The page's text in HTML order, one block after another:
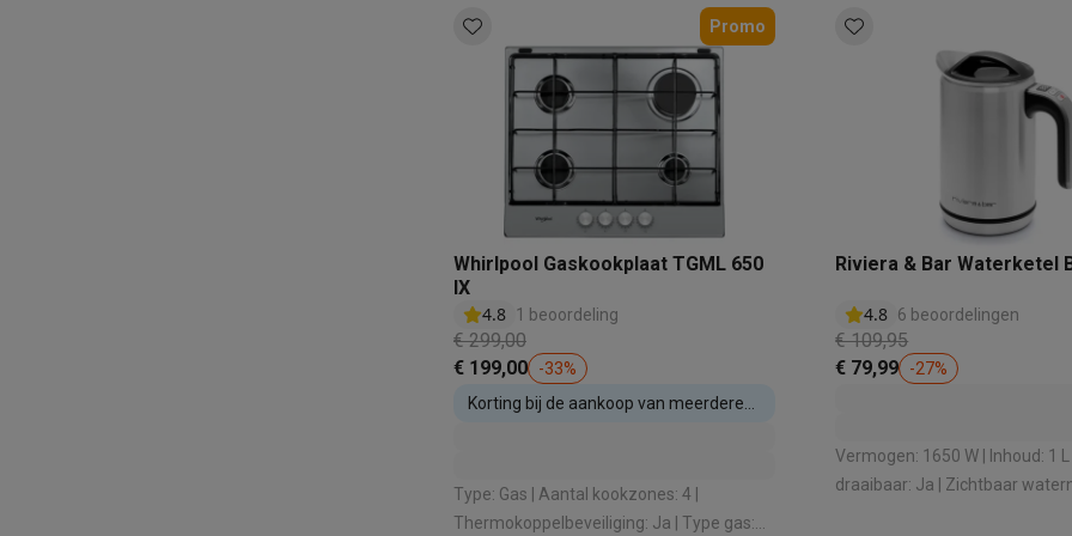
Alle eco promoties
Refurbished laptopsBuyBack
Droogkasten met ecochequesStofzuigers met ecocheques
Koffiemachines met ecocheques Bruiswatertoestellen met ecocheques
Koelkasten met ecochequesDiepvriezers met ecocheques Ovens met ecocheques
Bluetooth speakers met ecocheques Koptelefoons met ecocheques
Monitors met ecochequesPowerbanks
Promo
Whirlpool Gaskookplaat TGML 650
IX
4.8 1 beoordeling
€ 299,00
€ 199,00
-33%
Korting bij de aankoop van meerdere
Type: Gas | Aantal kookzones: 4 |
Thermokoppelbeveiliging: Ja | Type gas:
Riviera & Bar Waterketel
4.8 6 beoordelingen
€ 109,95
€ 79,99
-27%
Vermogen: 1650 W | Inhoud: 1 L
draaibaar: Ja | Zichtbaar